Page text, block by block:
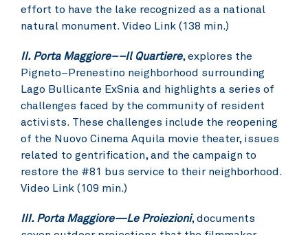
effort to have the lake recognized as a national
natural monument. Video Link (138 min.)
II. Porta Maggiore––Il Quartiere, explores the
Pigneto–Prenestino neighborhood surrounding
Lago Bullicante ExSnia and highlights a series of
challenges faced by the community of resident
activists. These challenges include the reopening
of the Nuovo Cinema Aquila movie theater, issues
related to gentrification, and the campaign to
restore the #81 bus service to their neighborhood.
Video Link (109 min.)
III. Porta Maggiore—Le Proiezioni, documents